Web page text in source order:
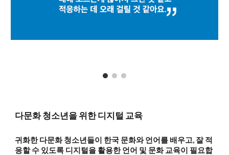
다문화 청소년을 위한 디지털 교육
귀화한 다문화 청소년들이 한국 문화와 언어를 배우고, 잘 적
응할 수 있도록 디지털을 활용한 언어 및 문화 교육이 필요합